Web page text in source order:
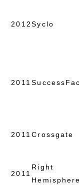
2012 Syclo
2011
2011 Crossgate
2011
Right
Hemisphere